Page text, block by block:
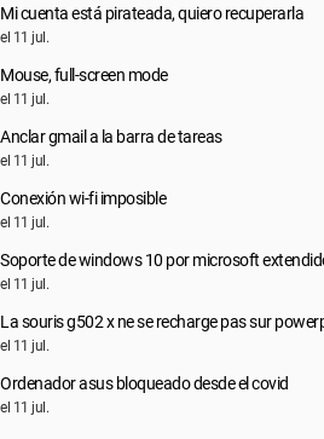
Mi cuenta está pirateada, quiero recuperarla
el 11 jul.
Mouse, full-screen mode
el 11 jul.
Anclar gmail a la barra de tareas
el 11 jul.
Conexión wi-fi imposible
el 11 jul.
Soporte de windows 10 por microsoft
el 11 jul.
La souris g502 x ne se recharge pas sur
el 11 jul.
Ordenador asus bloqueado desde el covid
el 11 jul.